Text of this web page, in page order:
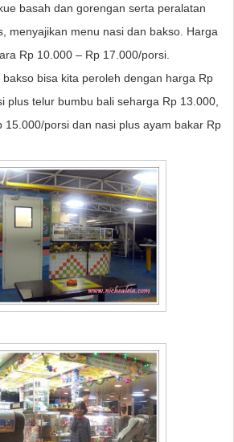
basah dan gorengan serta peralatan
menyajikan menu nasi dan bakso. Harga
Rp 10.000 – Rp 17.000/porsi.
bisa kita peroleh dengan harga Rp
plus telur bumbu bali seharga Rp 13.000,
15.000/porsi dan nasi plus ayam bakar Rp